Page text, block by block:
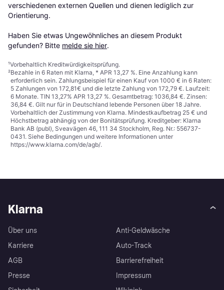
verschiedenen externen Quellen und dienen lediglich zur
Orientierung.
Haben Sie etwas Ungewöhnliches an diesem Produkt
gefunden? Bitte melde sie hier.
¹Vorbehaltlich Kreditwürdigkeitsprüfung.
²Bezahle in 6 Raten mit Klarna, * APR 13,27 %. Eine Anzahlung kann
erforderlich sein. Zahlungsbeispiel für einen Kauf von 1000 € in 6 Raten:
5 Zahlungen von 172,81€ und die letzte Zahlung von 172,79 €. Laufzeit:
6 Monate. TIN 13,27% APR 13,27 %. Gesamtbetrag: 1036,84 €. Zinsen:
36,84 €. Gilt nur für in Deutschland lebende Personen über 18 Jahre.
Vorbehaltlich der Zustimmung von Klarna. Mindestkaufbetrag 25 € und
Höchstbetrag abhängig von der Bonitätsprüfung. Kreditgeber: Klarna
Bank AB (publ), Sveavägen 46, 111 34 Stockholm, Reg. Nr.: 556737-
0431. Siehe Bedingungen und weitere Informationen unter
https://www.klarna.com/de/agb/.
Klarna
Über uns
Karriere
AGB
Presse
Anti-Geldwäsche
Auto-Track
Barrierefreiheit
Impressum